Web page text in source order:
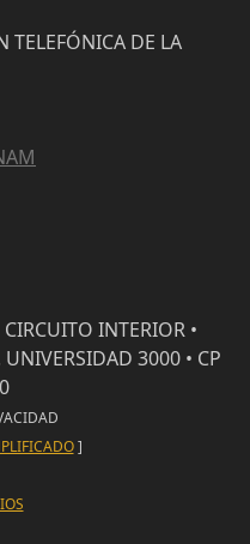
TELEFÓNICA DE LA
INTERIOR •
3000 • CP
]